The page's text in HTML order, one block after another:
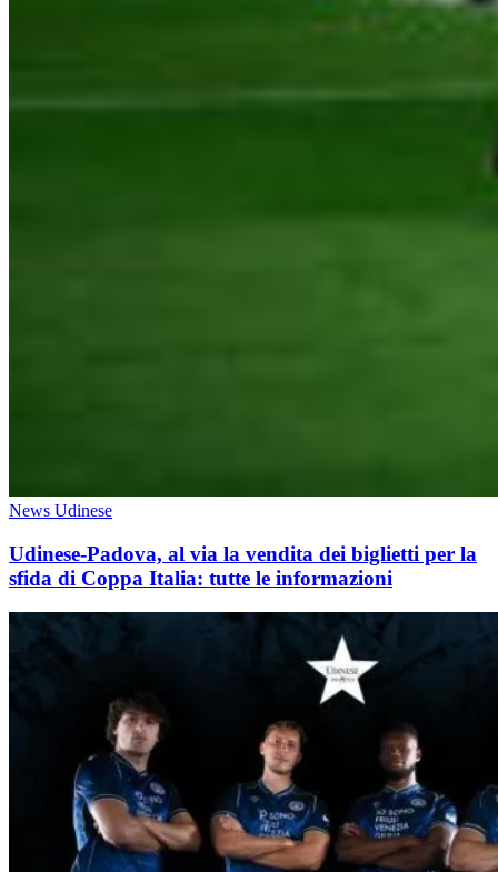
News Udinese
Udinese-Padova, al via la vendita dei biglietti per la
sfida di Coppa Italia: tutte le informazioni